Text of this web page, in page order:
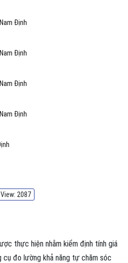
Định
Định
Định
Định
View: 2087
thực hiện nhằm kiểm định tính giá
đo lường khả năng tự chăm sóc